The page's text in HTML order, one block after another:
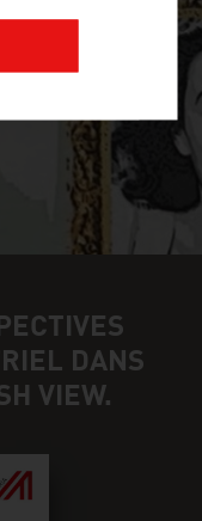
DANS
VIEW.